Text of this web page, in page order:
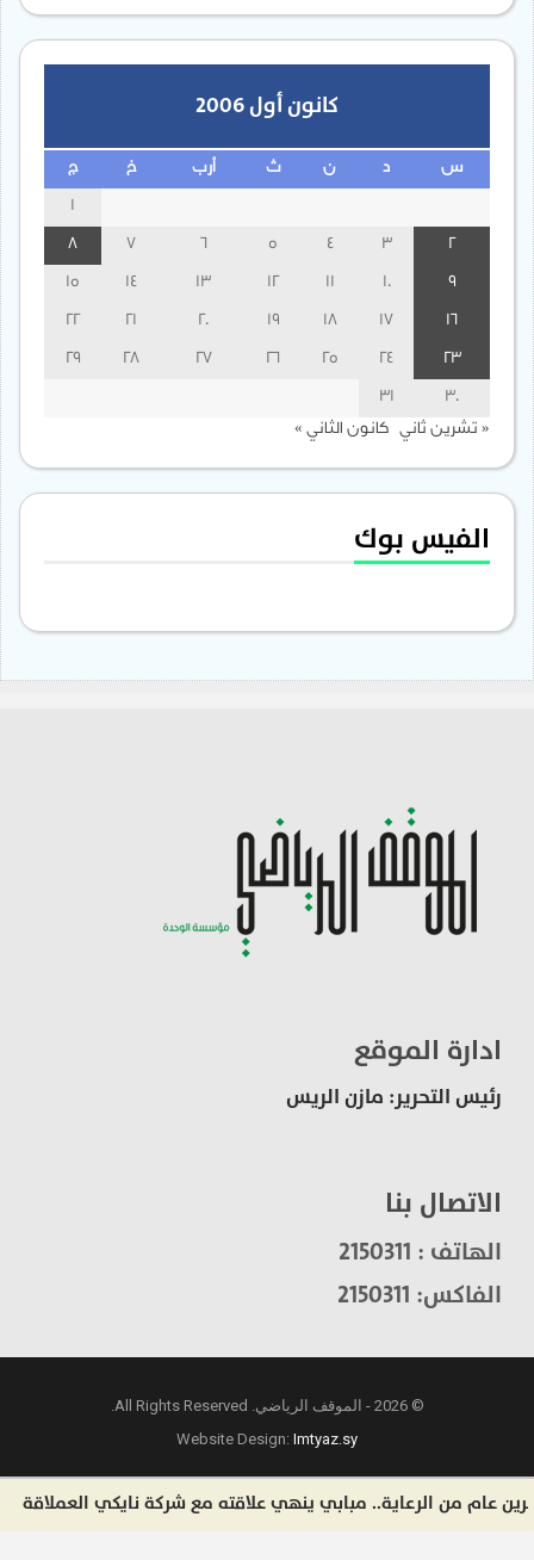
كانون أول 2006
س ن ث أرب خ ج
3
13
14
15
16
17
18
19
20
21
22
23
24
25
26
27
28
29
30
31
« تشرين ثاني كانون الثاني »
الفيس بوك
ادارة الموقع
رئيس التحرير: مازن الريس
الاتصال بنا
الهاتف : 2150311
الفاكس: 2150311
© 2026 - الموقف الرياضي. All Rights Reserved.
Website Design:Imtyaz.sy
من الرعاية.. مبابي ينهي علاقته مع شركة نايكي العملاقة